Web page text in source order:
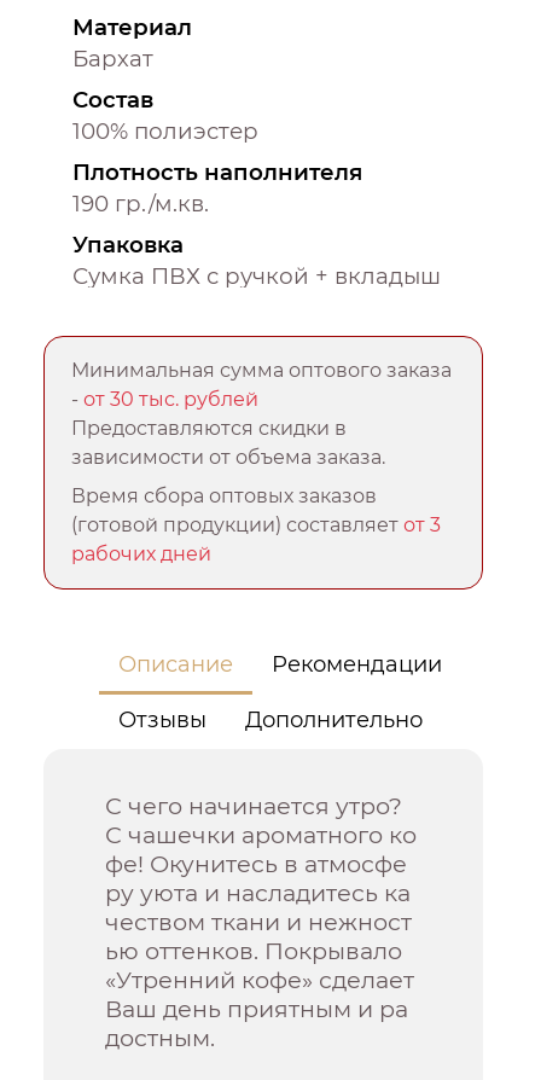
Материал
Бархат
Состав
100% полиэстер
Плотность наполнителя
190 гр./м.кв.
Упаковка
Сумка ПВХ с ручкой + вкладыш
Минимальная сумма оптового заказа
-от 30 тыс. рублей
Предоставляются скидки в
зависимости от объема заказа.
Время сбора оптовых заказов
(готовой продукции) составляетот 3
рабочих дней
Описание Рекомендации
Отзывы Дополнительно
С чего начинается утро?
С чашечки ароматного ко
фе! Окунитесь в атмосфе
ру уюта и насладитесь ка
чеством ткани и нежност
ью оттенков. Покрывало
«Утренний кофе» сделает
Ваш день приятным и ра
достным.